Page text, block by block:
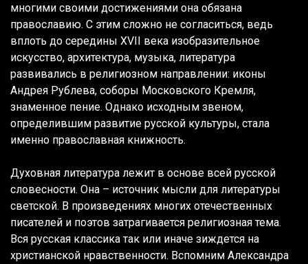
многими своими достижениями она обязана
православию. С этим сложно не согласиться, ведь
вплоть до середины XVII века изобразительное
искусство, архитектура, музыка, литература
развивались в религиозном направлении: иконы
Андрея Рублева, соборы Московского Кремля,
знаменное пение. Однако исходным звеном,
определившим развитие русской культуры, стала
именно православная книжность.
Духовная литература лежит в основе всей русской
словесности. Она – источник мысли для литературы
светской. В произведениях многих отечественных
писателей и поэтов затрагивается религиозная тема.
Вся русская классика так или иначе зиждется на
христианской нравственности. Вспомним Александра